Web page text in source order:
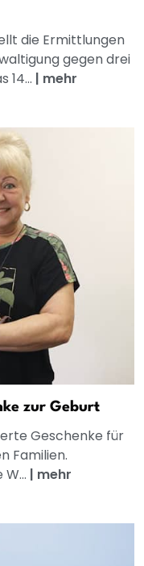
die Ermittlungen
gegen drei
14... | mehr
zur Geburt
Geschenke für
Familien.
| mehr